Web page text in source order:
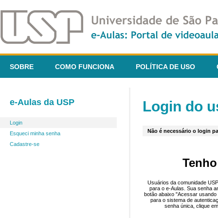
SOBRE COMO FUNCIONA POLÍTICA DE USO
e-Aulas da USP
Login
Esqueci minha senha
Cadastre-se
Login do
Não é necessário o login
Usuários da comunidade
para o e-Aulas. Sua senha
botão abaixo "Acessar
para o sistema de
senha única, clique